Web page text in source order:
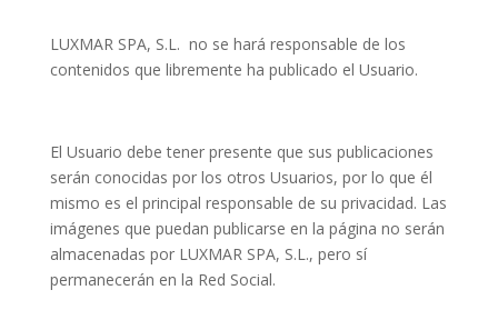
LUXMAR SPA, S.L. no se hará responsable de los
contenidos que libremente ha publicado el Usuario.
El Usuario debe tener presente que sus publicaciones
serán conocidas por los otros Usuarios, por lo que él
mismo es el principal responsable de su privacidad. Las
imágenes que puedan publicarse en la página no serán
almacenadas por LUXMAR SPA, S.L., pero sí
permanecerán en la Red Social.